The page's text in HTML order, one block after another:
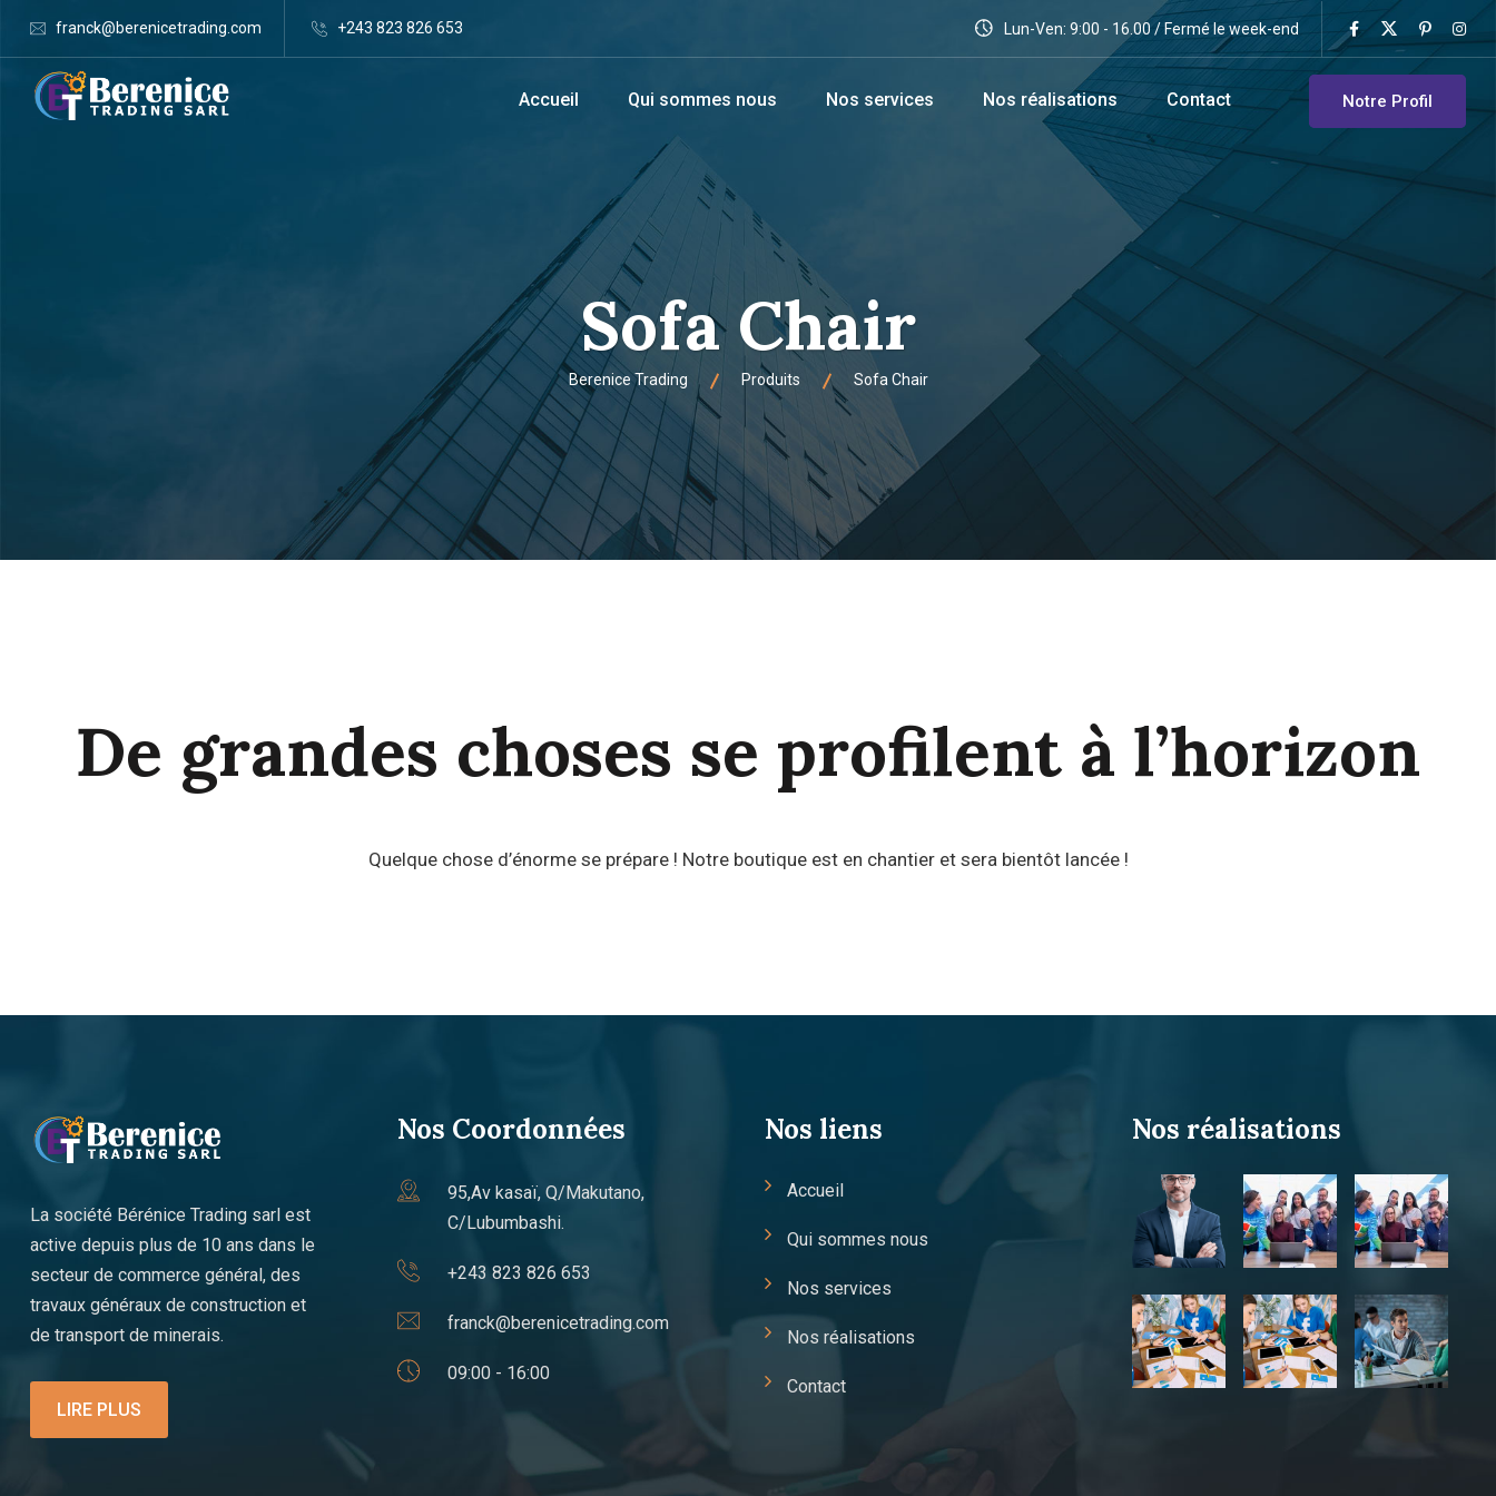
franck@berenicetrading.com +243 823 826 653 Lun-Ven: 9:00 - 16.00 / Fermé le week-end
Accueil Qui sommes nous Nos services Nos réalisations Contact Notre Profil
Sofa Chair
Berenice Trading Produits Sofa Chair
De grandes choses se profilent à l’horizon
Quelque chose d’énorme se prépare ! Notre boutique est en chantier et sera bientôt lancée !
La société Bérénice Trading sarl est
active depuis plus de 10 ans dans le
secteur de commerce général, des
travaux généraux de construction et
de transport de minerais.
LIRE PLUS
Nos Coordonnées
95,Av kasaï, Q/Makutano,
C/Lubumbashi.
+243 823 826 653
franck@berenicetrading.com
09:00 - 16:00
Nos liens
Accueil
Qui sommes nous
Nos services
Nos réalisations
Contact
Nos réalisations